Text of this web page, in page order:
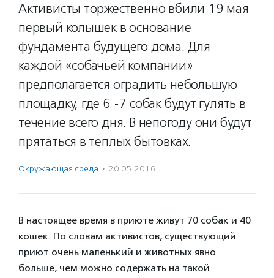
Активисты торжественно вбили 19 мая
первый колышек в основание
фундамента будущего дома. Для
каждой «собачьей компании»
предполагается оградить небольшую
площадку, где 6 -7 собак будут гулять в
течение всего дня. В непогоду они будут
прятаться в теплых бытовках.
Окружающая среда · 20.05.2016
В настоящее время в приюте живут 70 собак и 40
кошек. По словам активистов, существующий
приют очень маленький и животных явно
больше, чем можно содержать на такой